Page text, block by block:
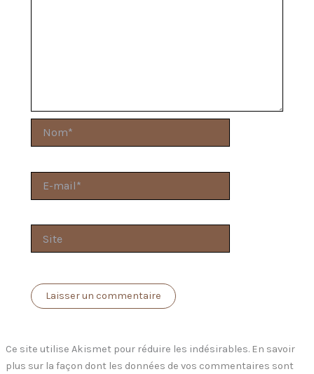
mail*
Ce site utilise Akismet pour réduire les indésirables. En savoir
plus sur la façon dont les données de vos commentaires sont